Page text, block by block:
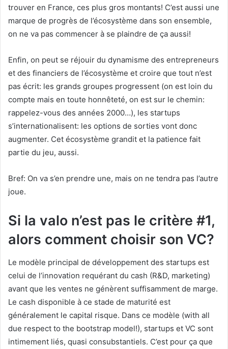
trouver en France, ces plus gros montants! C’est aussi une
marque de progrès de l’écosystème dans son ensemble,
on ne va pas commencer à se plaindre de ça aussi!
Enfin, on peut se réjouir du dynamisme des entrepreneurs
et des financiers de l’écosystème et croire que tout n’est
pas écrit: les grands groupes progressent (on est loin du
compte mais en toute honnêteté, on est sur le chemin:
rappelez-vous des années 2000…), les startups
s’internationalisent: les options de sorties vont donc
augmenter. Cet écosystème grandit et la patience fait
partie du jeu, aussi.
Bref: On va s’en prendre une, mais on ne tendra pas l’autre
joue.
Si la valo n’est pas le critère #1,
alors comment choisir son VC?
Le modèle principal de développement des startups est
celui de l’innovation requérant du cash (R&D, marketing)
avant que les ventes ne génèrent suffisamment de marge.
Le cash disponible à ce stade de maturité est
généralement le capital risque. Dans ce modèle (with all
due respect to the bootstrap model!), startups et VC sont
intimement liés, quasi consubstantiels. C’est pour ça que